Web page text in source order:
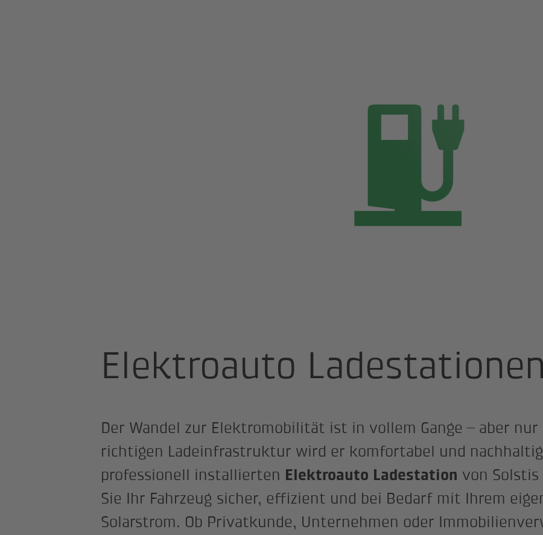
Elektroauto Ladestationen
Der Wandel zur Elektromobilität ist in vollem Gange – aber
richtigen Ladeinfrastruktur wird er komfortabel und
professionell installierten Elektroauto Ladestation von Solstis
Sie Ihr Fahrzeug sicher, effizient und bei Bedarf mit Ihrem
Solarstrom. Ob Privatkunde, Unternehmen oder